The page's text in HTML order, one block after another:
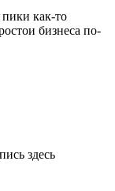
как-то
бизнеса по-
здесь